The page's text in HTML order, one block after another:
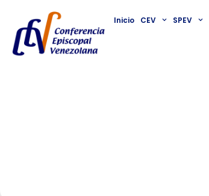
Inicio CEV SPEV